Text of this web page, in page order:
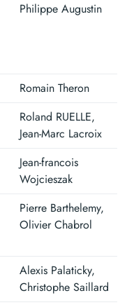
Philippe Augustin
Romain Theron
Roland RUELLE,
Jean-Marc Lacroix
Jean-francois
Wojcieszak
Pierre Barthelemy,
Olivier Chabrol
Alexis Palaticky,
Christophe Saillard